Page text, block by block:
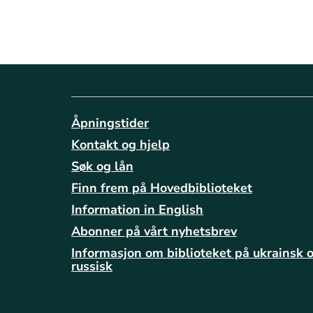
Åpningstider
Kontakt og hjelp
Søk og lån
Finn frem på Hovedbiblioteket
Information in English
Abonner på vårt nyhetsbrev
Informasjon om biblioteket på ukrainsk
russisk